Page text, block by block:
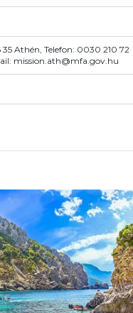
35 Athén, Telefon: 0030 210 72
mission.ath@mfa.gov.hu